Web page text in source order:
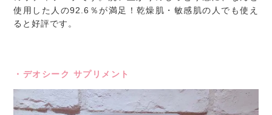
使用した人の92.6％が満足！乾燥肌・敏感肌の人でも使え
ると好評です。
・デオシーク サプリメント